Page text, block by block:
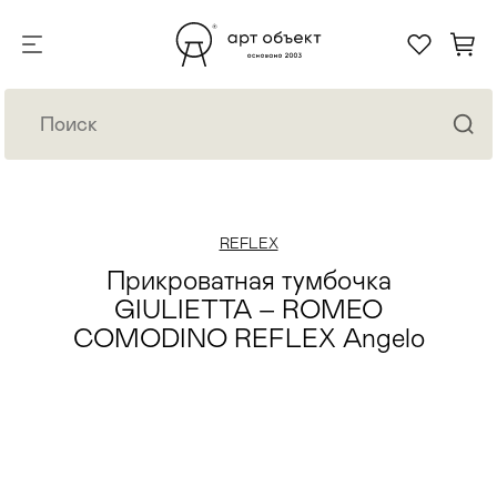
REFLEX
Прикроватная тумбочка
GIULIETTA – ROMEO
COMODINO REFLEX Angelo